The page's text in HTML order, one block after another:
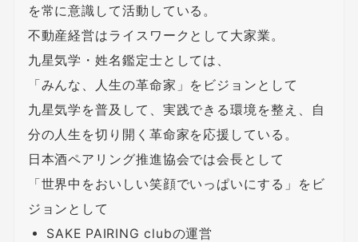
を常に意識して活動している。
不動産経営はライスワークとして大家業。
九星気学・姓名鑑定士としては、
「みんな、人生の革命家」をビジョンとして
九星気学を普及して、実践できる環境を整え、自
分の人生を切り開く革命家を応援している。
日本酒ペアリング推進協会では会長として
「世界中をおいしい笑顔でいっぱいにする」をビ
ジョンとして
SAKE PAIRING clubの運営